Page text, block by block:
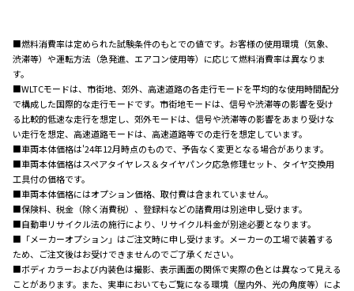
■燃料消費率は定められた試験条件のもとでの値です。お客様の使用環境（気象、
渋滞等）や運転方法（急発進、エアコン使用等）に応じて燃料消費率は異なりま
す。
■WLTCモードは、市街地、郊外、高速道路の各走行モードを平均的な使用時間配分
で構成した国際的な走行モードです。市街地モードは、信号や渋滞等の影響を受け
る比較的低速な走行を想定し、郊外モードは、信号や渋滞等の影響をあまり受けな
い走行を想定、高速道路モードは、高速道路等での走行を想定しています。
■車両本体価格は'24年12月時点のもので、予告なく変更となる場合があります。
■車両本体価格はスペアタイヤレス＆タイヤパンク応急修理セット、タイヤ交換用
工具付の価格です。
■車両本体価格にはオプション価格、取付費は含まれていません。
■保険料、税金（除く消費税）、登録料などの諸費用は別途申し受けます。
■自動車リサイクル法の施行により、リサイクル料金が別途必要となります。
■「メーカーオプション」はご注文時に申し受けます。メーカーの工場で装着する
ため、ご注文後はお受けできませんのでご了承ください。
■ボディカラーおよび内装色は撮影、表示画面の関係で実際の色とは異なって見える
ことがあります。また、実車においてもご覧になる環境（屋内外、光の角度等）によ